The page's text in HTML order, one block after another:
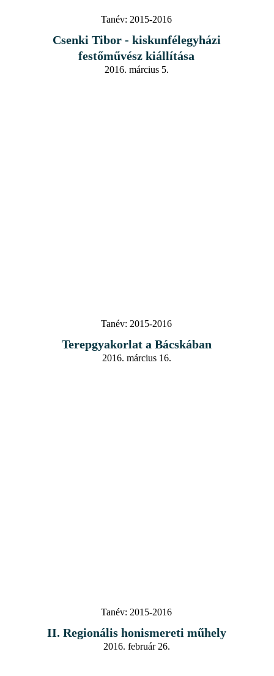
Tanév: 2015-2016
Csenki Tibor - kiskunfélegyházi
festőművész kiállítása
2016. március 5.
Tanév: 2015-2016
Terepgyakorlat a Bácskában
2016. március 16.
Tanév: 2015-2016
II. Regionális honismereti műhely
2016. február 26.